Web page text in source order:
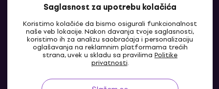
Saglasnost za upotrebu kolačića
Koristimo kolačiće da bismo osigurali funkcionalnost
naše veb lokacije. Nakon davanja tvoje saglasnosti,
koristimo ih za analizu saobraćaja i personalizaciju
oglašavanja na reklamnim platformama trećih
strana, uvek u skladu sa pravilima Politike
privatnosti.
BA